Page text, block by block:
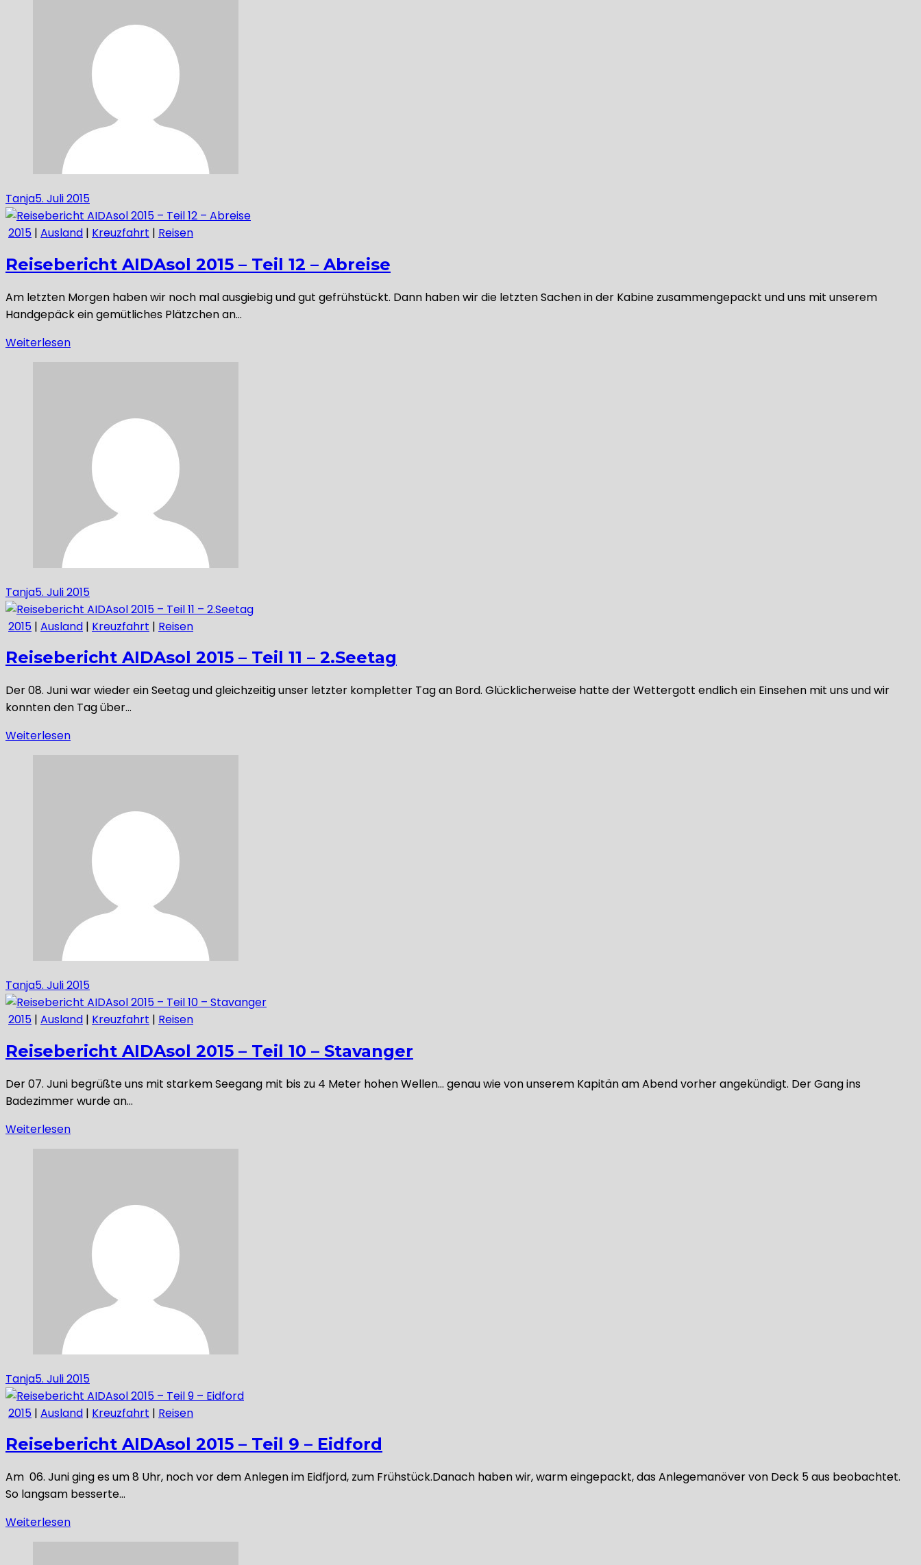
Tanja5. Juli 2015
2015 | Ausland | Kreuzfahrt | Reisen
Reisebericht AIDAsol 2015 – Teil 12 – Abreise
Am letzten Morgen haben wir noch mal ausgiebig und gut gefrühstückt. Dann haben wir die letzten Sachen in der Kabine zusammengepackt und uns mit unserem
Handgepäck ein gemütliches Plätzchen an…
Weiterlesen
Tanja5. Juli 2015
2015 | Ausland | Kreuzfahrt | Reisen
Reisebericht AIDAsol 2015 – Teil 11 – 2.Seetag
Der 08. Juni war wieder ein Seetag und gleichzeitig unser letzter kompletter Tag an Bord. Glücklicherweise hatte der Wettergott endlich ein Einsehen mit uns und wir
konnten den Tag über…
Weiterlesen
Tanja5. Juli 2015
2015 | Ausland | Kreuzfahrt | Reisen
Reisebericht AIDAsol 2015 – Teil 10 – Stavanger
Der 07. Juni begrüßte uns mit starkem Seegang mit bis zu 4 Meter hohen Wellen… genau wie von unserem Kapitän am Abend vorher angekündigt. Der Gang ins
Badezimmer wurde an…
Weiterlesen
Tanja5. Juli 2015
2015 | Ausland | Kreuzfahrt | Reisen
Reisebericht AIDAsol 2015 – Teil 9 – Eidford
Am 06. Juni ging es um 8 Uhr, noch vor dem Anlegen im Eidfjord, zum Frühstück.Danach haben wir, warm eingepackt, das Anlegemanöver von Deck 5 aus beobachtet.
So langsam besserte…
Weiterlesen